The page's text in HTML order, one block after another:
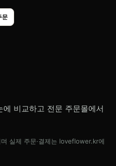
문
비교하고 전문 주문몰에서
실제 주문·결제는 loveflower.kr에